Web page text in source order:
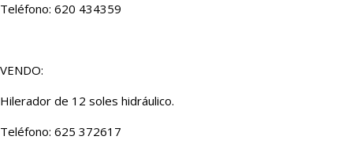
Teléfono: 620 434359
VENDO:
Hilerador de 12 soles hidráulico.
Teléfono: 625 372617